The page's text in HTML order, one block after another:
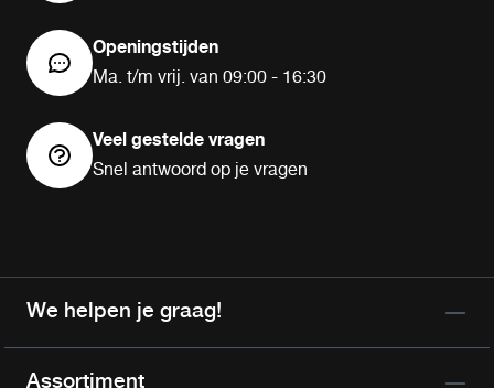
Openingstijden
Ma. t/m vrij. van 09:00 - 16:30
Veel gestelde vragen
Snel antwoord op je vragen
We helpen je graag!
Assortiment